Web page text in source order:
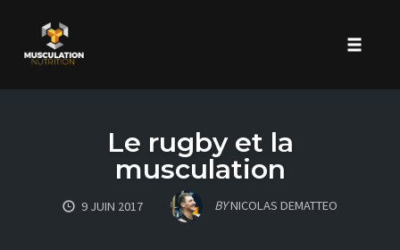
Le rugby et la
musculation
9 JUIN 2017 BYNICOLAS DEMATTEO